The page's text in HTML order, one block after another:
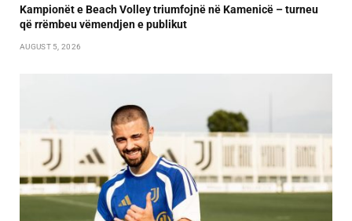
Kampionët e Beach Volley triumfojnë në Kamenicë – turneu
që rrëmbeu vëmendjen e publikut
AUGUST 5, 2026